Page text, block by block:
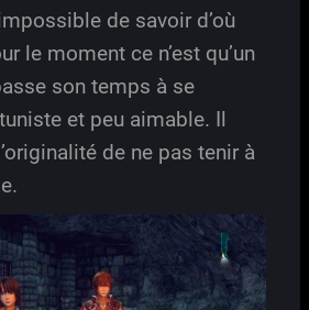
de savoir d’où
le moment ce n’est qu’un
son temps à se
et peu aimable. Il
de ne pas tenir à